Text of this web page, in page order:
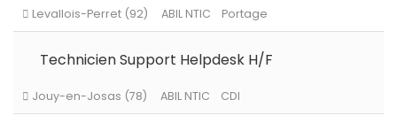
Levallois-Perret (92) ABIL NTIC Portage
Technicien Support Helpdesk H/F